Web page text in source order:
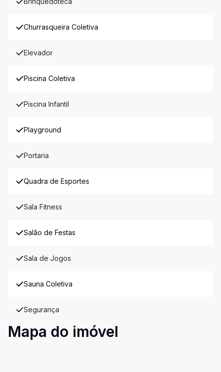
Churrasqueira Coletiva
Elevador
Piscina Coletiva
Piscina Infantil
Playground
Portaria
Quadra de Esportes
Sala Fitness
Salão de Festas
Sala de Jogos
Sauna Coletiva
Segurança
Mapa do imóvel